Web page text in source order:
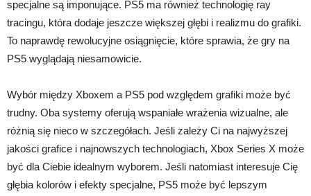
specjalne są imponujące. PS5 ma również technologię ray
tracingu, która dodaje jeszcze większej głębi i realizmu do grafiki.
To naprawdę rewolucyjne osiągnięcie, które sprawia, że gry na
PS5 wyglądają niesamowicie.
Wybór między Xboxem a PS5 pod względem grafiki może być
trudny. Oba systemy oferują wspaniałe wrażenia wizualne, ale
różnią się nieco w szczegółach. Jeśli zależy Ci na najwyższej
jakości grafice i najnowszych technologiach, Xbox Series X może
być dla Ciebie idealnym wyborem. Jeśli natomiast interesuje Cię
głębia kolorów i efekty specjalne, PS5 może być lepszym